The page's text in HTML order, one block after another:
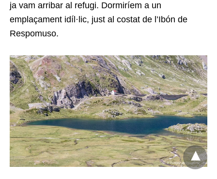
ja vam arribar al refugi. Dormiríem a un
emplaçament idíl·lic, just al costat de l’Ibón de
Respomuso.